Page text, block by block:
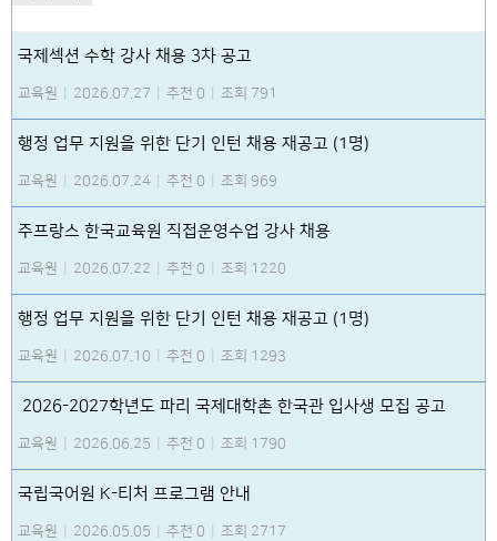
국제섹션 수학 강사 채용 3차 공고
교육원 2026.07.27 추천 0 조회 791
행정 업무 지원을 위한 단기 인턴 채용 재공고 (1명)
교육원 2026.07.24 추천 0 조회 969
주프랑스 한국교육원 직접운영수업 강사 채용
교육원 2026.07.22 추천 0 조회 1220
행정 업무 지원을 위한 단기 인턴 채용 재공고 (1명)
교육원 2026.07.10 추천 0 조회 1293
2026-2027학년도 파리 국제대학촌 한국관 입사생 모집 공고
교육원 2026.06.25 추천 0 조회 1790
국립국어원 K-티처 프로그램 안내
교육원 2026.05.05 추천 0 조회 2717